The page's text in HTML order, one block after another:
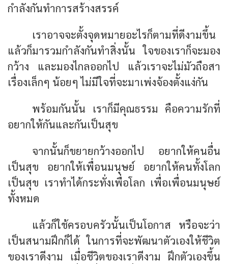
กำลังกันทำการสร้างสรรค์
เราอาจจะตั้งจุดหมายอะไรก็ตามที่ดีงามขึ้น
แล้วก็มารวมกำลังกันทำสิ่งนั้น ใจของเราก็จะมอง
กว้าง และมองไกลออกไป แล้วเราจะไม่มัวถือสา
เรื่องเล็กๆ น้อยๆ ไม่มีใจที่จะมาเพ่งจ้องตั้งแง่กัน
พร้อมกันนั้น เราก็มีคุณธรรม คือความรักที่
อยากให้กันและกันเป็นสุข
จากนั้นก็ขยายกว้างออกไป อยากให้คนอื่น
เป็นสุข อยากให้เพื่อนมนุษย์ อยากให้คนทั้งโลก
เป็นสุข เราทำได้กระทั่งเพื่อโลก เพื่อเพื่อนมนุษย์
ทั้งหมด
แล้วก็ใช้ครอบครัวนั้นเป็นโอกาส หรือจะว่า
เป็นสนามฝึกก็ได้ ในการที่จะพัฒนาตัวเองให้ชีวิต
ของเราดีงาม เมื่อชีวิตของเราดีงาม ฝึกตัวเองขึ้น